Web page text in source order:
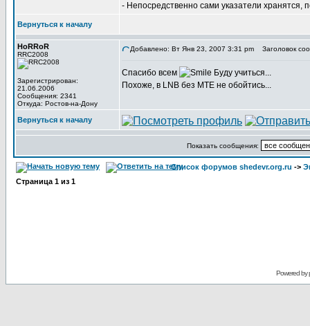
- Непосредственно сами указатели хранятся,
Вернуться к началу
HoRRoR
RRC2008
Зарегистрирован:
21.06.2006
Сообщения: 2341
Откуда: Ростов-на-Дону
Добавлено: Вт Янв 23, 2007 3:31 pm Заголовок
Спасибо всем
Буду учиться...
Похоже, в LNB без MTE не обойтись...
Вернуться к началу
Показать сообщения:
Список форумов shedevr.org.ru ->
Страница 1 из 1
Powered by